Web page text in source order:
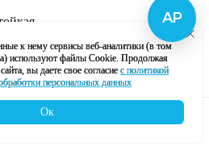
лента
лента
силиконе
к нему сервисы веб-аналитики (в том
используют файлы Cookie. Продолжая
вы даете свое согласие с политикой
персональных данных
Ок